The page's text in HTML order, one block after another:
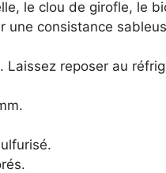
le clou de girofle, le
une consistance
reposer au